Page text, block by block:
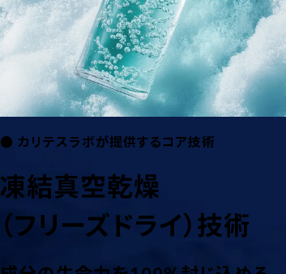
● カリテスラボが提供するコア技術
凍結真空乾燥
（フリーズドライ）技術